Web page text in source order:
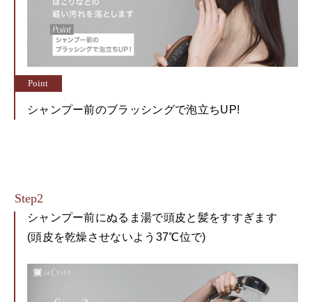
シャンプー前のブラッシングで泡立ちUP!
シャンプー前にぬるま湯で頭皮と髪をすすぎます
(頭皮を乾燥させないよう37℃位で)